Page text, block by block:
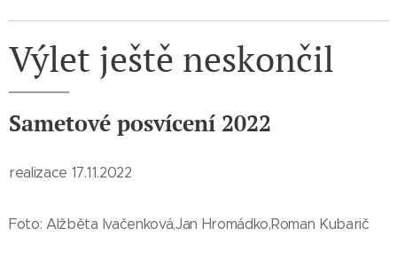
Výlet ještě neskončil
Sametové posvícení 2022
realizace 17.11.2022
Foto: Alžběta Ivačenková,Jan Hromádko,Roman Kubarič